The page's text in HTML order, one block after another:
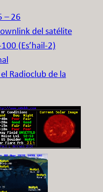
– 26
del satélite
(Es’hail-2)
Radioclub de la